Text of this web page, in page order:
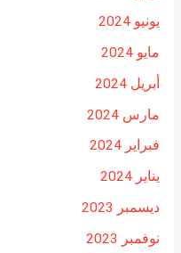
يونيو 2024
مايو 2024
أبريل 2024
مارس 2024
فبراير 2024
يناير 2024
ديسمبر 2023
نوفمبر 2023